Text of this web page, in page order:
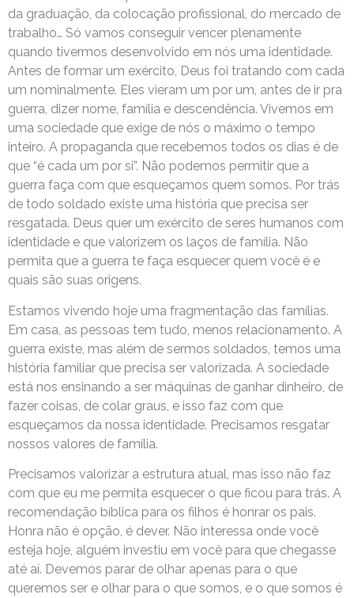
da graduação, da colocação profissional, do mercado de
trabalho… Só vamos conseguir vencer plenamente
quando tivermos desenvolvido em nós uma identidade.
Antes de formar um exército, Deus foi tratando com cada
um nominalmente. Eles vieram um por um, antes de ir pra
guerra, dizer nome, família e descendência. Vivemos em
uma sociedade que exige de nós o máximo o tempo
inteiro. A propaganda que recebemos todos os dias é de
que “é cada um por si”. Não podemos permitir que a
guerra faça com que esqueçamos quem somos. Por trás
de todo soldado existe uma história que precisa ser
resgatada. Deus quer um exército de seres humanos com
identidade e que valorizem os laços de família. Não
permita que a guerra te faça esquecer quem você é e
quais são suas origens.
Estamos vivendo hoje uma fragmentação das famílias.
Em casa, as pessoas tem tudo, menos relacionamento. A
guerra existe, mas além de sermos soldados, temos uma
história familiar que precisa ser valorizada. A sociedade
está nos ensinando a ser máquinas de ganhar dinheiro, de
fazer coisas, de colar graus, e isso faz com que
esqueçamos da nossa identidade. Precisamos resgatar
nossos valores de família.
Precisamos valorizar a estrutura atual, mas isso não faz
com que eu me permita esquecer o que ficou para trás. A
recomendação bíblica para os filhos é honrar os pais.
Honra não é opção, é dever. Não interessa onde você
esteja hoje, alguém investiu em você para que chegasse
até aí. Devemos parar de olhar apenas para o que
queremos ser e olhar para o que somos, e o que somos é